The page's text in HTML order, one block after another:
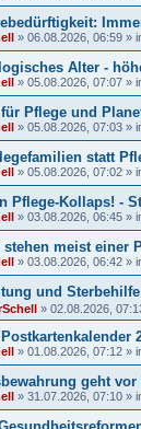
» 06.08.2026, 06:59 »
Alter -
» 05.08.2026, 07:07 »
Pflege und
» 05.08.2026, 07:03 »
statt
» 05.08.2026, 07:02 »
Pflege-Kollaps! -
» 03.08.2026, 06:45 »
meist einer
» 03.08.2026, 06:42 »
und
» 02.08.2026,
Postkartenkalender
» 01.08.2026, 07:12 »
geht
» 31.07.2026, 07:10 »